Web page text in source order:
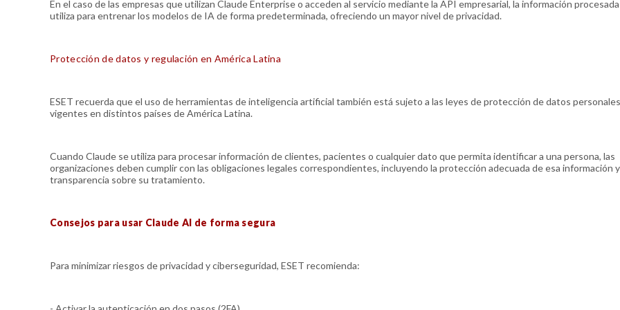
En el caso de las empresas que utilizan Claude Enterprise o acceden al servicio mediante la API empresarial, la información
utiliza para entrenar los modelos de IA de forma predeterminada, ofreciendo un mayor nivel de privacidad.
Protección de datos y regulación en América Latina
ESET recuerda que el uso de herramientas de inteligencia artificial también está sujeto a las leyes de protección de datos personales
vigentes en distintos países de América Latina.
Cuando Claude se utiliza para procesar información de clientes, pacientes o cualquier dato que permita identificar a una persona, las
organizaciones deben cumplir con las obligaciones legales correspondientes, incluyendo la protección adecuada de esa información
transparencia sobre su tratamiento.
Consejos para usar Claude AI de forma segura
Para minimizar riesgos de privacidad y ciberseguridad, ESET recomienda: